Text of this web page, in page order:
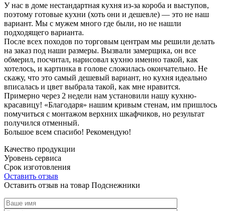
У нас в доме нестандартная кухня из-за короба и выступов,
поэтому готовые кухни (хоть они и дешевле) — это не наш
вариант. Мы с мужем много где были, но не нашли
подходящего варианта.
После всех походов по торговым центрам мы решили делать
на заказ под наши размеры. Вызвали замерщика, он все
обмерил, посчитал, нарисовал кухню именно такой, как
хотелось, и картинка в голове сложилась окончательно. Не
скажу, что это самый дешевый вариант, но кухня идеально
вписалась и цвет выбрала такой, как мне нравится.
Примерно через 2 недели нам установили нашу кухню-
красавицу! «Благодаря» нашим кривым стенам, им пришлось
помучиться с монтажом верхних шкафчиков, но результат
получился отменный.
Большое всем спасибо! Рекомендую!
Качество продукции
Уровень сервиса
Срок изготовления
Оставить отзыв
Оставить отзыв на товар Подснежники